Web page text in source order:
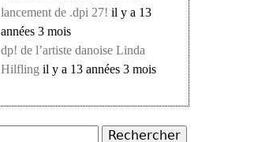
lancement de .dpi 27! il y a 13
années 3 mois
dp! de l’artiste danoise Linda
Hilfling il y a 13 années 3 mois